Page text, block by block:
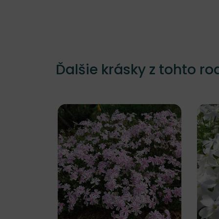
Ďalšie krásky z tohto